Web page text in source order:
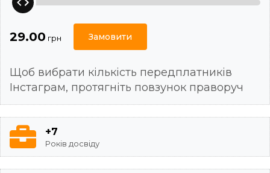
29.00 грн Замовити
Щоб вибрати кількість передплатників
Інстаграм, протягніть повзунок праворуч
+7
Років досвіду